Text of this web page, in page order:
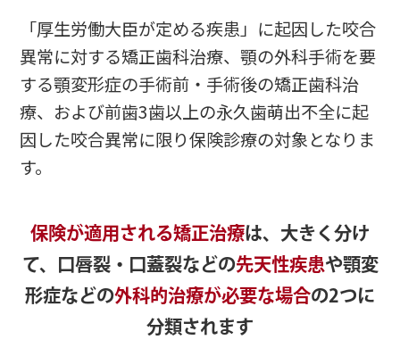
「厚生労働大臣が定める疾患」に起因した咬合
異常に対する矯正歯科治療、顎の外科手術を要
する顎変形症の手術前・手術後の矯正歯科治
療、および前歯3歯以上の永久歯萌出不全に起
因した咬合異常に限り保険診療の対象となりま
す。
保険が適用される矯正治療は、大きく分け
て、
口唇裂・口蓋裂などの先天性疾患や顎変
形症などの外科的治療が必要な場合の2つに
分類されます